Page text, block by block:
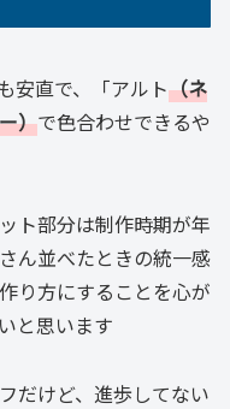
安直で、「アルト（ネ
）で色合わせできるや
ト部分は制作時期が年
ん並べたときの統一感
り方にすることを心が
と思います
だけど、進歩してない